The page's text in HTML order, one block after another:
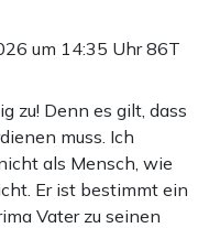
um 14:35 Uhr86T
zu! Denn es gilt, dass
muss. Ich
als Mensch, wie
Er ist bestimmt ein
Vater zu seinen